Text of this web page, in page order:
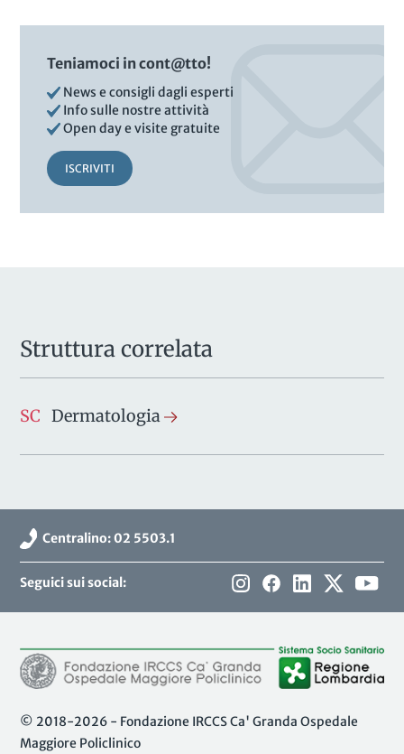
Teniamoci in cont@tto!
News e consigli dagli esperti
Info sulle nostre attività
Open day e visite gratuite
ISCRIVITI
Struttura correlata
SC Dermatologia
Centralino: 02 5503.1
Seguici sui social:
© 2018-2026 - Fondazione IRCCS Ca' Granda Ospedale
Maggiore Policlinico